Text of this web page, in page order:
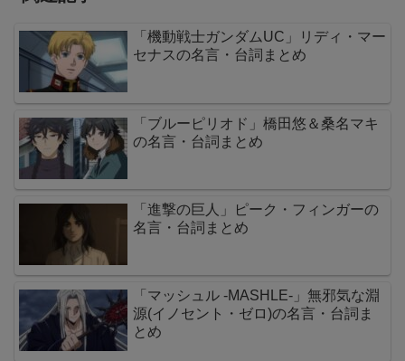
「機動戦士ガンダムUC」リディ・マー
セナスの名言・台詞まとめ
「ブルーピリオド」橋田悠＆桑名マキ
の名言・台詞まとめ
「進撃の巨人」ピーク・フィンガーの
名言・台詞まとめ
「マッシュル -MASHLE-」無邪気な淵
源(イノセント・ゼロ)の名言・台詞ま
とめ